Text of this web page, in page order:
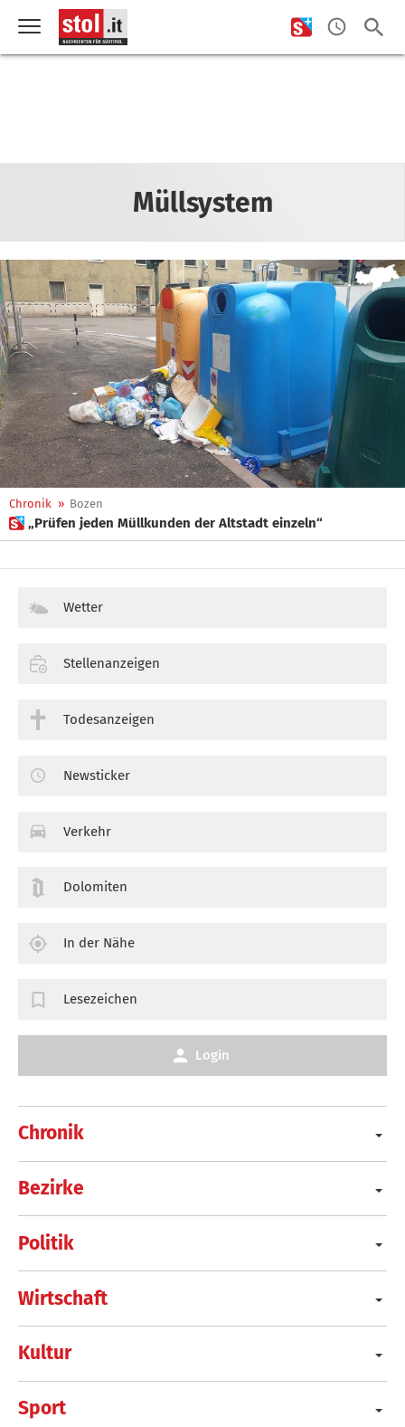
Müllsystem
Chronik » Bozen
 „Prüfen jeden Müllkunden der Altstadt einzeln“
Chronik
Bezirke
Politik
Wirtschaft
Kultur
Sport
Wetter
Stellenanzeigen
Todesanzeigen
Newsticker
Verkehr
Dolomiten
In der Nähe
Lesezeichen
Login